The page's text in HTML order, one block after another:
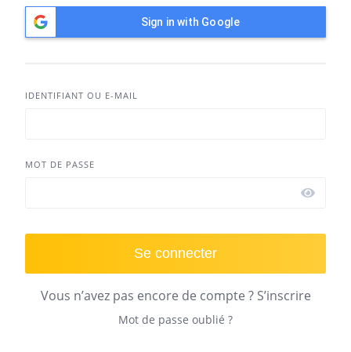
Sign in with Google
IDENTIFIANT OU E-MAIL
MOT DE PASSE
Se connecter
Vous n’avez pas encore de compte ? S’inscrire
Mot de passe oublié ?